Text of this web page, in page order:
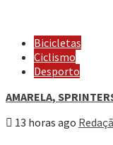
Bicicletas
Ciclismo
Desporto
AMARELA,
13 horas ago